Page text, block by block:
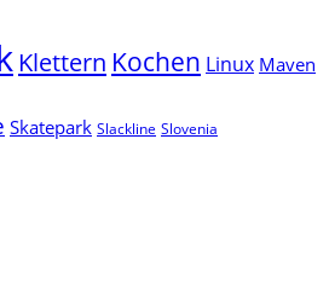
Klettern Kochen Linux Maven
Skatepark Slackline Slovenia